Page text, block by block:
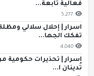
فعالية تابعة...
5,277
اسرار | إحلال سلالي
تفكك الجها...
4,040
اسرار | تحذيرات حكومية
تُدينان ا...